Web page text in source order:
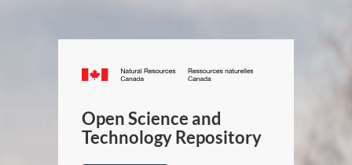
Canada.ca
/
Canada
Open Science and
Technology Repository